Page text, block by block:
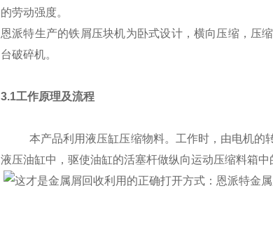
的劳动强度。
恩派特生产的铁屑压块机为卧式设计，横向压缩，压
台破碎机。
3.1工作原理及流程
本产品利用液压缸压缩物料。工作时，由电机的转
液压油缸中，驱使油缸的活塞杆做纵向运动压缩料箱中